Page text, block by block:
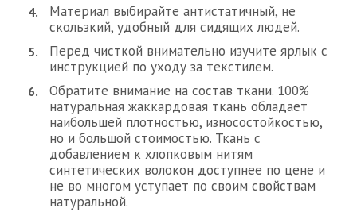
Материал выбирайте антистатичный, не
скользкий, удобный для сидящих людей.
Перед чисткой внимательно изучите ярлык с
инструкцией по уходу за текстилем.
Обратите внимание на состав ткани. 100%
натуральная жаккардовая ткань обладает
наибольшей плотностью, износостойкостью,
но и большой стоимостью. Ткань с
добавлением к хлопковым нитям
синтетических волокон доступнее по цене и
не во многом уступает по своим свойствам
натуральной.